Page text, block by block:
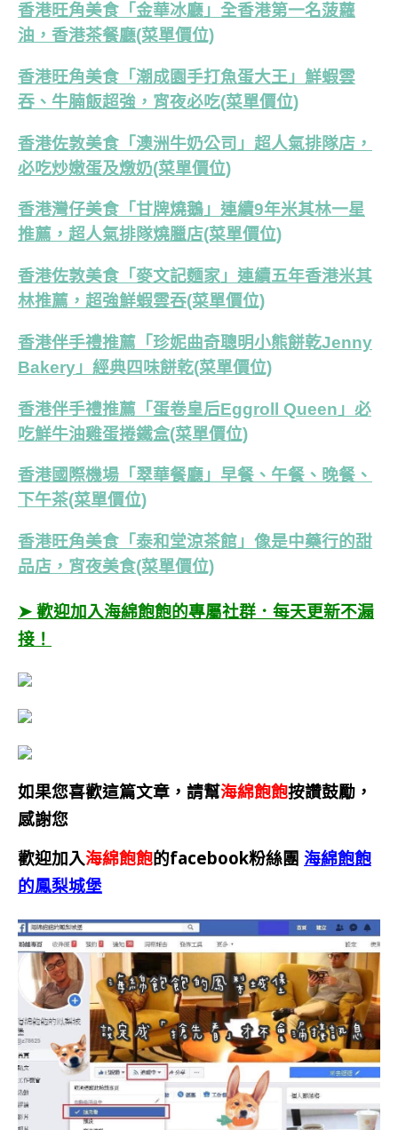
香港旺角美食「金華冰廳」全香港第一名菠蘿
油，香港茶餐廳(菜單價位)
香港旺角美食「潮成園手打魚蛋大王」鮮蝦雲
吞、牛腩飯超強，宵夜必吃(菜單價位)
香港佐敦美食「澳洲牛奶公司」超人氣排隊店，
必吃炒嫩蛋及燉奶(菜單價位)
香港灣仔美食「甘牌燒鵝」連續9年米其林一星
推薦，超人氣排隊燒臘店(菜單價位)
香港佐敦美食「麥文記麵家」連續五年香港米其
林推薦，超強鮮蝦雲吞(菜單價位)
香港伴手禮推薦「珍妮曲奇聰明小熊餅乾Jenny
Bakery」經典四味餅乾(菜單價位)
香港伴手禮推薦「蛋卷皇后Eggroll Queen」必
吃鮮牛油雞蛋捲鐵盒(菜單價位)
香港國際機場「翠華餐廳」早餐、午餐、晚餐、
下午茶(菜單價位)
香港旺角美食「泰和堂涼茶館」像是中藥行的甜
品店，宵夜美食(菜單價位)
➤ 歡迎加入海綿飽飽的專屬社群．每天更新不漏
接！
如果您喜歡這篇文章，請幫海綿飽飽按讚鼓勵，
感謝您
歡迎加入海綿飽飽的facebook粉絲團 海綿飽飽
的鳳梨城堡